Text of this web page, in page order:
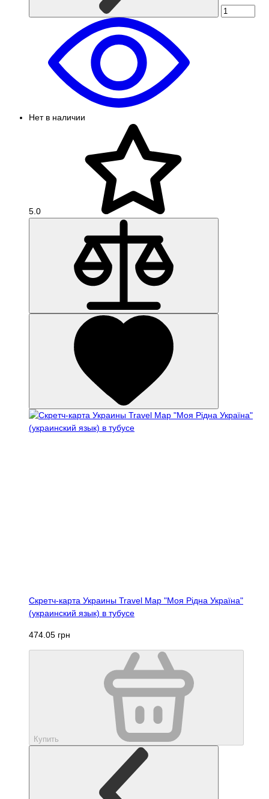
Нет в наличии
5.0
Скретч-карта Украины Travel Map "Моя Рідна Україна"
(украинский язык) в тубусе
474.05 грн
Купить